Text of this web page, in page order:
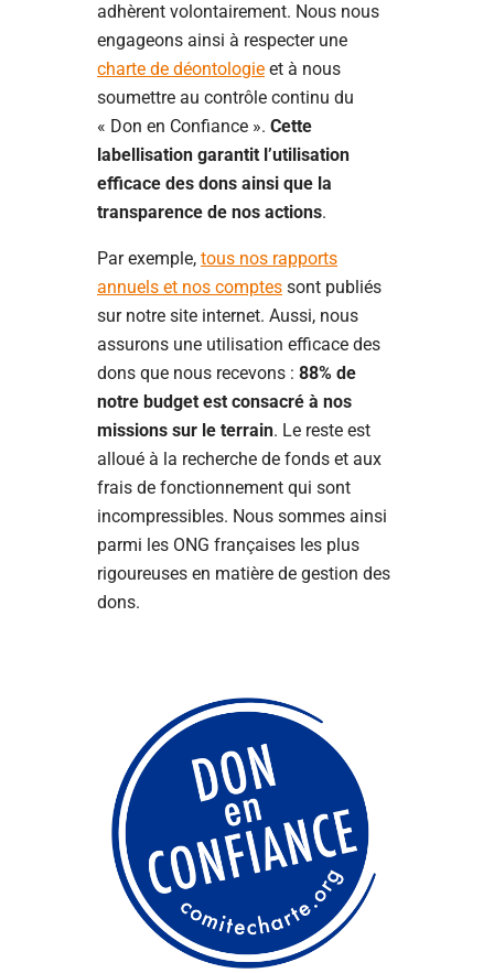
adhèrent volontairement. Nous nous
engageons ainsi à respecter une
charte de déontologie et à nous
soumettre au contrôle continu du
« Don en Confiance ». Cette
labellisation garantit l’utilisation
efficace des dons ainsi que la
transparence de nos actions.
Par exemple, tous nos rapports
annuels et nos comptes sont publiés
sur notre site internet. Aussi, nous
assurons une utilisation efficace des
dons que nous recevons : 88% de
notre budget est consacré à nos
missions sur le terrain. Le reste est
alloué à la recherche de fonds et aux
frais de fonctionnement qui sont
incompressibles. Nous sommes ainsi
parmi les ONG françaises les plus
rigoureuses en matière de gestion des
dons.